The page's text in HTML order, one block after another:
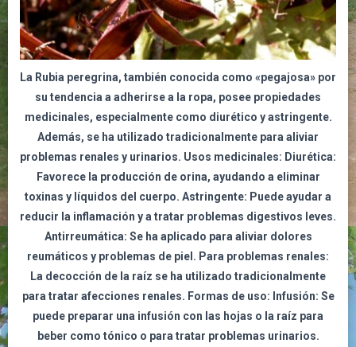
La Rubia peregrina, también conocida como «pegajosa» por
su tendencia a adherirse a la ropa, posee propiedades
medicinales, especialmente como diurético y astringente.
Además, se ha utilizado tradicionalmente para aliviar
problemas renales y urinarios. Usos medicinales: Diurética:
Favorece la producción de orina, ayudando a eliminar
toxinas y líquidos del cuerpo. Astringente: Puede ayudar a
reducir la inflamación y a tratar problemas digestivos leves.
Antirreumática: Se ha aplicado para aliviar dolores
reumáticos y problemas de piel. Para problemas renales:
La decocción de la raíz se ha utilizado tradicionalmente
para tratar afecciones renales. Formas de uso: Infusión: Se
puede preparar una infusión con las hojas o la raíz para
beber como tónico o para tratar problemas urinarios.